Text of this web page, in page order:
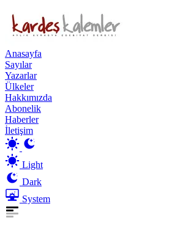
Anasayfa
Sayılar
Yazarlar
Ülkeler
Hakkımızda
Abonelik
Haberler
İletişim
Light
Dark
System